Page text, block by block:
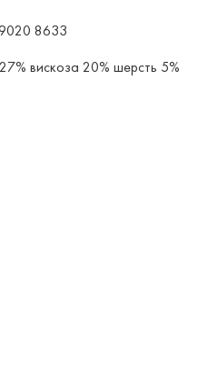
8633
вискоза 20% шерсть 5%